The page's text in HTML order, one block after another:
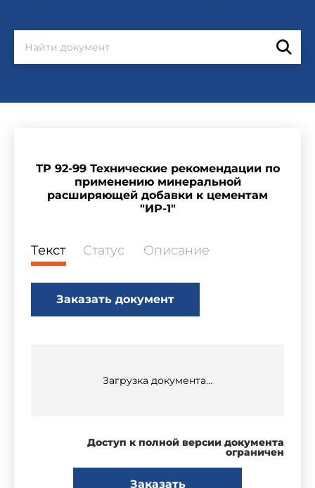
ТР 92-99 Технические рекомендации по
применению минеральной
расширяющей добавки к цементам
"ИР-1"
Текст Статус Описание
Заказать документ
Загрузка документа...
Доступ к полной версии документа
ограничен
Заказать